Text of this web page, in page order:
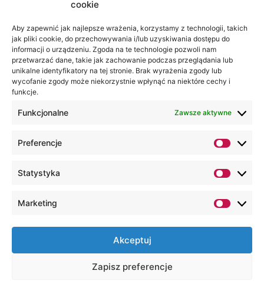
cookie
Aby zapewnić jak najlepsze wrażenia, korzystamy z technologii, takich
jak pliki cookie, do przechowywania i/lub uzyskiwania dostępu do
informacji o urządzeniu. Zgoda na te technologie pozwoli nam
przetwarzać dane, takie jak zachowanie podczas przeglądania lub
unikalne identyfikatory na tej stronie. Brak wyrażenia zgody lub
wycofanie zgody może niekorzystnie wpłynąć na niektóre cechy i
funkcje.
Funkcjonalne Zawsze aktywne
Preferencje
Statystyka
Marketing
Akceptuj
Zapisz preferencje
Akademia
WSEI
ul.
Projektowa
4
kancelaria@wsei.pl
Wszelkie Prawa Zastrzeżone, Lubelska